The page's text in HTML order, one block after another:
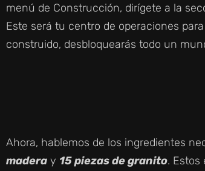
menú de Construcción, dirígete a la
Este será tu centro de operaciones
construido, desbloquearás todo un
Ahora, hablemos de los ingredientes
madera y 15 piezas de granito. Estos